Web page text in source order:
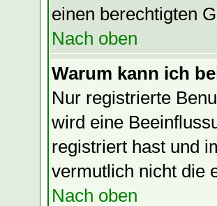
einen berechtigten
Nach oben
Warum kann ich
Nur registrierte
wird eine
registriert hast und
vermutlich nicht die
Nach oben